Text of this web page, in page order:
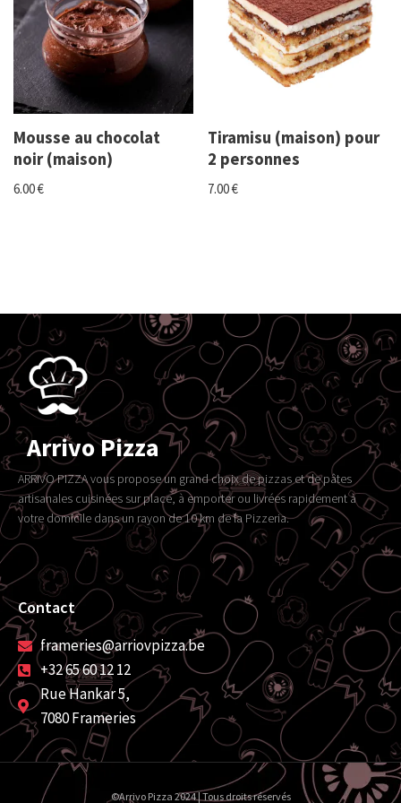
Mousse au chocolat
noir (maison)
6.00€
Tiramisu (maison) pour
2 personnes
7.00€
Arrivo Pizza
ARRIVO PIZZA vous propose un grand choix de pizzas et de pâtes
artisanales cuisinées sur place, à emporter ou livrées rapidement à
votre domicile dans un rayon de 10 km de la Pizzeria.
Contact
frameries@arriovpizza.be
+32 65 60 12 12
Rue Hankar 5,
7080 Frameries
©Arrivo Pizza 2024 | Tous droits réservés